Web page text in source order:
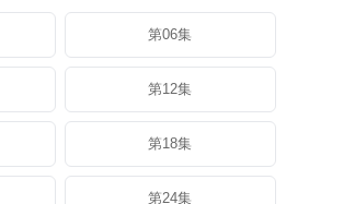
第06集
第12集
第18集
第24集